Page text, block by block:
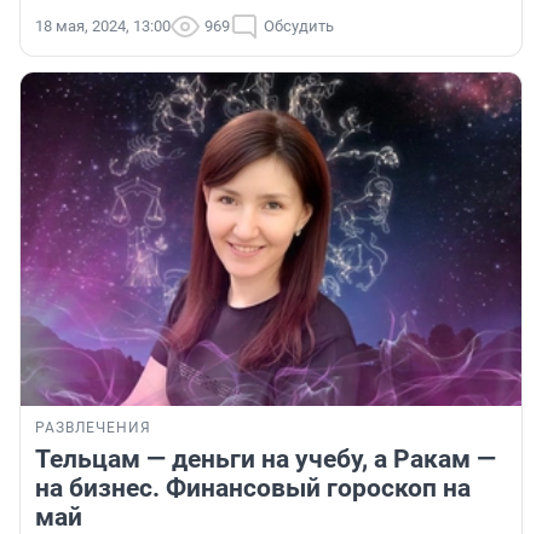
18 мая, 2024, 13:00 969 Обсудить
РАЗВЛЕЧЕНИЯ
Тельцам — деньги на учебу, а Ракам —
на бизнес. Финансовый гороскоп на
май